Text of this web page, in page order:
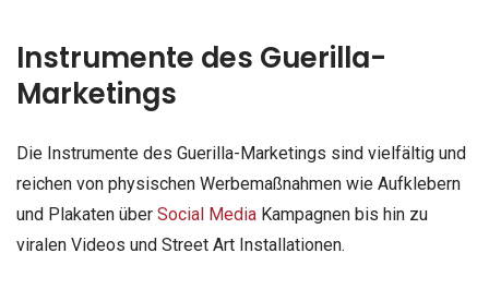
Instrumente des Guerilla-
Marketings
Die Instrumente des Guerilla-Marketings sind vielfältig und
reichen von physischen Werbemaßnahmen wie Aufklebern
und Plakaten über Social Media Kampagnen bis hin zu
viralen Videos und Street Art Installationen.